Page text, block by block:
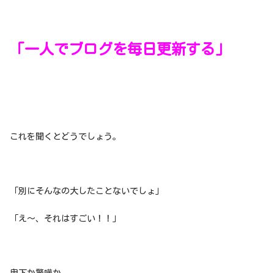
「一人でブログを毎日更新する」
これを聞くとどうでしょう。
「別にそんなの大したことないでしょ」
「え〜、それはすごい！！」